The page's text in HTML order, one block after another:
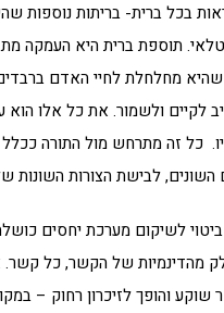
לראות בכל ברית- בריתות
טלאי. תוספת ברית היא
מחלחלת לחיי האדם
לקיים ולשמור. את כל אלו
כל זה מתרחש מול התורה
לבישת הצורות השונות
לשיקום מערכת יחסים
מהדינמיות של הקשר, כל
והופך לזיכרון רחוק –